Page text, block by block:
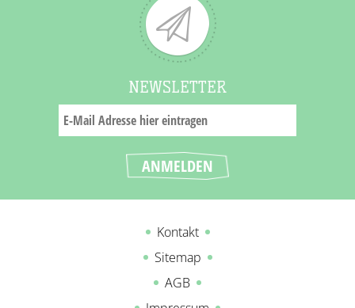
NEWSLETTER
Kontakt
Sitemap
AGB